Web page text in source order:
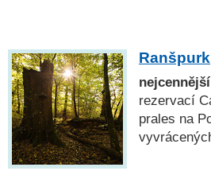
Ranšpurk
rezervací
prales na